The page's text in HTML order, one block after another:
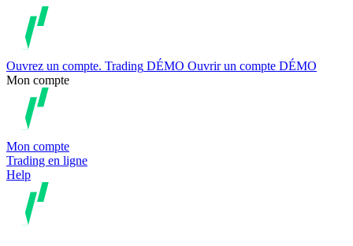
Ouvrez un compte. Trading DÉMO Ouvrir un compte DÉMO
Mon compte
Mon compte
Trading en ligne
Help